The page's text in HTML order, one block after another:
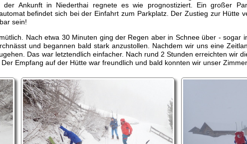
Ankunft in Niederthai regnete es wie prognostiziert. Ein großer
befindet sich bei der Einfahrt zum Parkplatz. Der Zustieg zur Hütte
sein!
Nach etwa 30 Minuten ging der Regen aber in Schnee über - sogar
und begannen bald stark anzustollen. Nachdem wir uns eine
Das war letztendlich einfacher. Nach rund 2 Stunden erreichten wir
Empfang auf der Hütte war freundlich und bald konnten wir unser